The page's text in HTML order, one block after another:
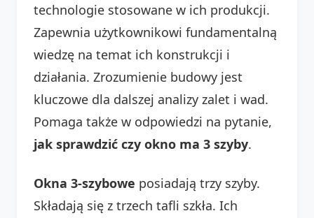
technologie stosowane w ich produkcji.
Zapewnia użytkownikowi fundamentalną
wiedzę na temat ich konstrukcji i
działania. Zrozumienie budowy jest
kluczowe dla dalszej analizy zalet i wad.
Pomaga także w odpowiedzi na pytanie,
jak sprawdzić czy okno ma 3 szyby.
Okna 3-szybowe posiadają trzy szyby.
Składają się z trzech tafli szkła. Ich